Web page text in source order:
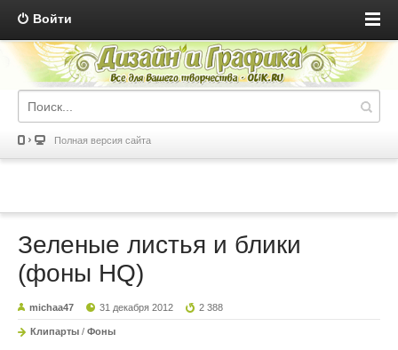
Войти
Полная версия сайта
Зеленые листья и блики
(фоны HQ)
michaa47 31 декабря 2012 2 388
Клипарты / Фоны